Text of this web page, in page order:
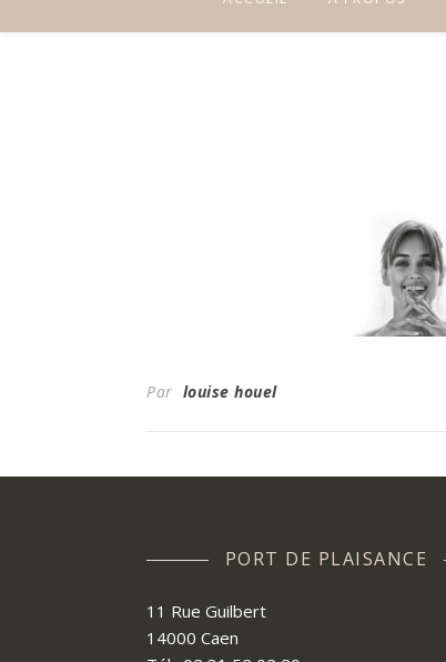
Par louise houel
PORT DE PLAISANCE
11 Rue Guilbert
14000 Caen